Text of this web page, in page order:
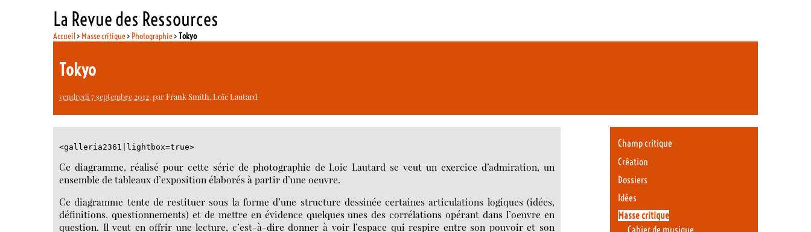
La Revue des Ressources
Accueil> Masse critique> Photographie>Tokyo
Tokyo
vendredi 7 septembre 2012, parFrank Smith,Loïc Lautard
<galleria2361|lightbox=true>
Ce diagramme, réalisé pour cette série de photographie de Loic Lautard se veut un exercice d’admiration, un
ensemble de tableaux d’exposition élaborés à partir d’une oeuvre.
Ce diagramme tente de restituer sous la forme d’une structure dessinée certaines articulations logiques (idées,
définitions, questionnements) et de mettre en évidence quelques unes des corrélations opérant dans l’oeuvre en
question. Il veut en offrir une lecture, c’est-à-dire donner à voir l’espace qui respire entre son pouvoir et son
Champ critique
Création
Dossiers
Idées
Masse critique